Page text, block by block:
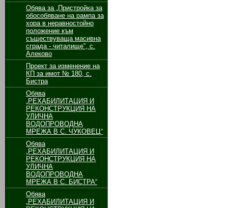
Обява за „Пристройка за
обособяване на рампа за
хора в неравностойно
положение към
съществуваща масивна
сграда - читалище”, с.
Алеково
Проект за изменение на
КП за имот № 180, с.
Бистра
Обява
„РЕХАБИЛИТАЦИЯ И
РЕКОНСТРУКЦИЯ НА
УЛИЧНА
ВОДОПРОВОДНА
МРЕЖА В С. ЧУКОВЕЦ“
Обява
„РЕХАБИЛИТАЦИЯ И
РЕКОНСТРУКЦИЯ НА
УЛИЧНА
ВОДОПРОВОДНА
МРЕЖА В С. БИСТРА“
Обява
„РЕХАБИЛИТАЦИЯ И